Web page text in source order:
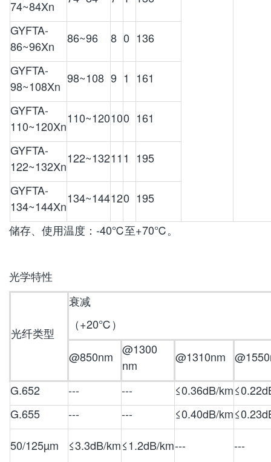
74~84Xn
GYFTA-
86~96Xn
86~96 8 0 136
GYFTA-
98~108Xn
98~108 9 1 161
GYFTA-
110~120Xn
110~120100 161
GYFTA-
122~132Xn
122~132111 195
GYFTA-
134~144Xn
134~144120 195
储存、使用温度：-40℃至+70℃。
光学特性
光纤类型
衰减
（+20℃）
@850nm
@1300
nm
@1310nm
G.652 --- --- ≤0.36dB/km
G.655
--- --- ≤0.40dB/km
50/125µm
≤3.3dB/km≤1.2dB/km--- ---